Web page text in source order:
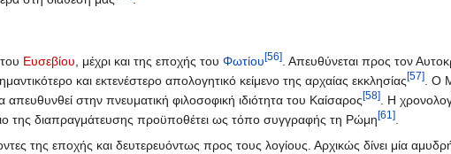
Ευσεβίου , μέχρι και της εποχής του Φωτίου[56]
. Απευθύνεται προς τον
και εκτενέστερο απολογητικό κείμενο της αρχαίας εκκλησίας[57]
. Ο
στην πνευματική φιλοσοφική ιδιότητα του Καίσαρος[58]
. Η
της διαπραγμάτευσης προϋποθέτει ως τόπο συγγραφής τη Ρώμη[61]
της εποχής και δευτερευόντως προς τους λογίους. Αρχικώς δίνει μία